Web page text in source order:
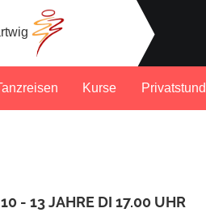
Kurse
- 13 JAHRE DI 17.00 UHR